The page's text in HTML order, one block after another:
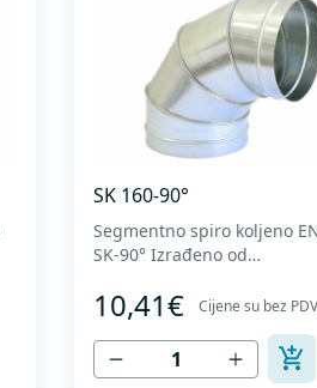
SK 160-90°
Segmentno spiro koljeno
SK-90° Izrađeno od
lima DX51D + Z275 za
oblikovanje. U skladu sa
standardima MEST EN 1506 I
MEST EN 12237.
10,41€ Cijene su bez